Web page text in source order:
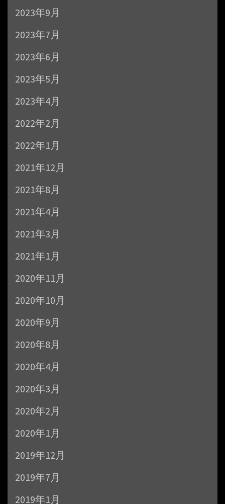
2023年9月
2023年7月
2023年6月
2023年5月
2023年4月
2022年2月
2022年1月
2021年12月
2021年8月
2021年4月
2021年3月
2021年1月
2020年11月
2020年10月
2020年9月
2020年8月
2020年4月
2020年3月
2020年2月
2020年1月
2019年12月
2019年7月
2019年1月